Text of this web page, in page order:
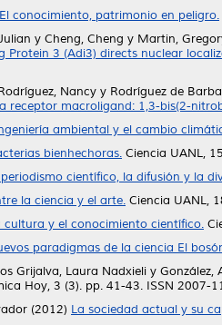
El conocimiento, patrimonio en peligro.
y Cheng, Cheng y Martin,
Protein 3 (Adi3) directs nuclear
Nancy y Rodríguez de
receptor macroligand: 1,3-bis(2-
ambiental y el cambio
bienhechoras. Ciencia UANL,
periodismo científico, la difusión y la
la ciencia y el arte. Ciencia UANL,
cultura y el conocimiento científico.
paradigmas de la ciencia El
Grijalva, Laura Nadxieli y González,
Hoy, 3 (3). pp. 41-43. ISSN 2007-
(2012) La sociedad actual y su